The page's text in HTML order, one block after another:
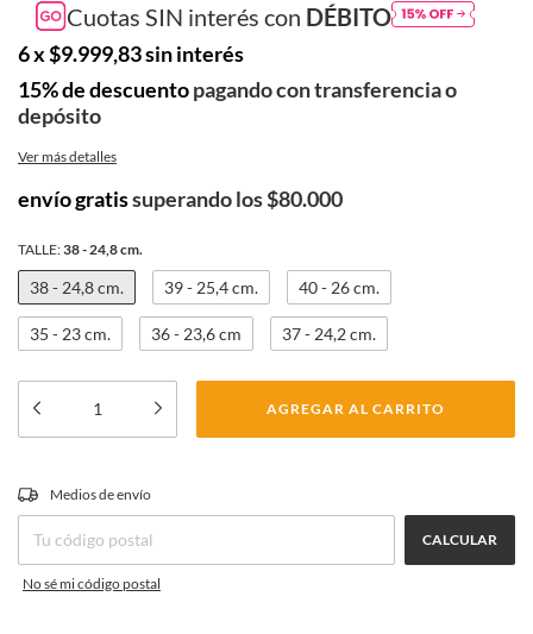
Cuotas SIN interés con DÉBITO
6x$9.999,83sin interés
15% de descuentopagando con transferencia o
depósito
Ver más detalles
envío gratissuperando los$80.000
TALLE:38 - 24,8 cm.
38 - 24,8 cm. 39 - 25,4 cm. 40 - 26 cm.
35 - 23 cm. 36 - 23,6 cm 37 - 24,2 cm.
Entregas para el CP:
Medios de envío
CALCULAR
No sé mi código postal